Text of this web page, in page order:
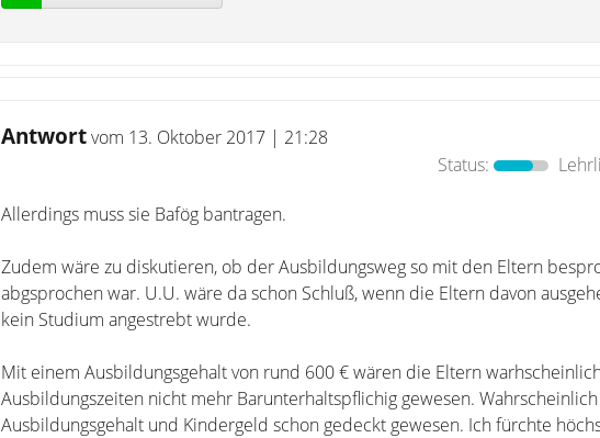
Antwortvom 13. Oktober 2017 | 21:28
Status:
Allerdings muss sie Bafög bantragen.
Zudem wäre zu diskutieren, ob der Ausbildungsweg so mit den Eltern
abgsprochen war. U.U. wäre da schon Schluß, wenn die Eltern davon
kein Studium angestrebt wurde.
Mit einem Ausbildungsgehalt von rund 600 € wären die Eltern
Ausbildungszeiten nicht mehr Barunterhaltspflichig gewesen.
Ausbildungsgehalt und Kindergeld schon gedeckt gewesen. Ich fürchte